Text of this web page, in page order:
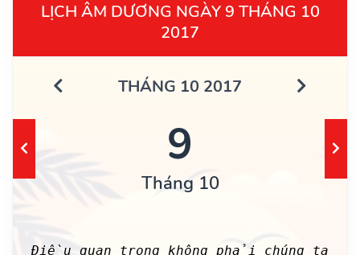
LỊCH ÂM DƯƠNG NGÀY 9 THÁNG 10
2017
THÁNG 10 2017
9
Tháng 10
Điều quan trọng không phải chúng ta